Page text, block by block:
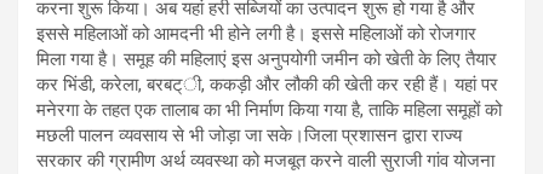
o
o
k
A
p
p
a
m
करना शुरू किया। अब यहां हरी सब्जियों का उत्पादन शुरू हो गया है और
इससे महिलाओं को आमदनी भी होने लगी है। इससे महिलाओं को रोजगार
मिला गया है। समूह की महिलाएं इस अनुपयोगी जमीन को खेती के लिए तैयार
कर भिंडी, करेला, बरबट्ी, ककड़ी और लौकी की खेती कर रही हैं। यहां पर
मनेरगा के तहत एक तालाब का भी निर्माण किया गया है, ताकि महिला समूहों को
मछली पालन व्यवसाय से भी जोड़ा जा सके।जिला प्रशासन द्वारा राज्य
सरकार की ग्रामीण अर्थ व्यवस्था को मजबूत करने वाली सुराजी गांव योजना